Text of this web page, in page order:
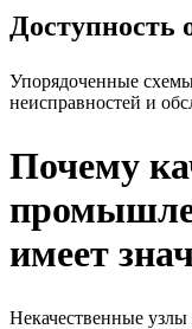
Доступность
Упорядоченные
неисправностей и
Почему
имеет
Некачественные